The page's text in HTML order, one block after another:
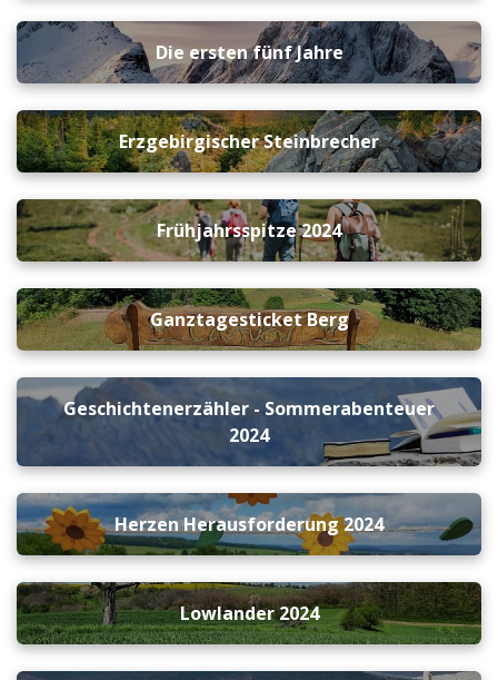
Die ersten fünf Jahre
Erzgebirgischer Steinbrecher
Frühjahrsspitze 2024
Ganztagesticket Berg
Geschichtenerzähler - Sommerabenteuer
2024
Herzen Herausforderung 2024
Lowlander 2024